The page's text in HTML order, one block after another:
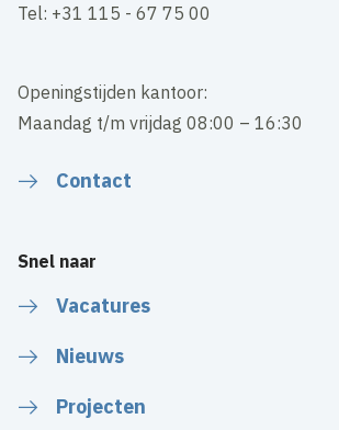
Tel: +31 115 - 67 75 00
Openingstijden kantoor:
Maandag t/m vrijdag 08:00 – 16:30
Contact
Snel naar
Vacatures
Nieuws
Projecten